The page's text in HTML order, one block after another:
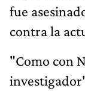
fue
contra la
"Como con